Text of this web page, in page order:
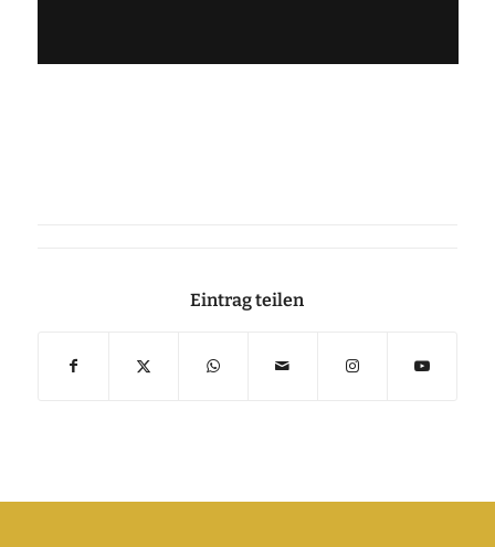
Eintrag teilen